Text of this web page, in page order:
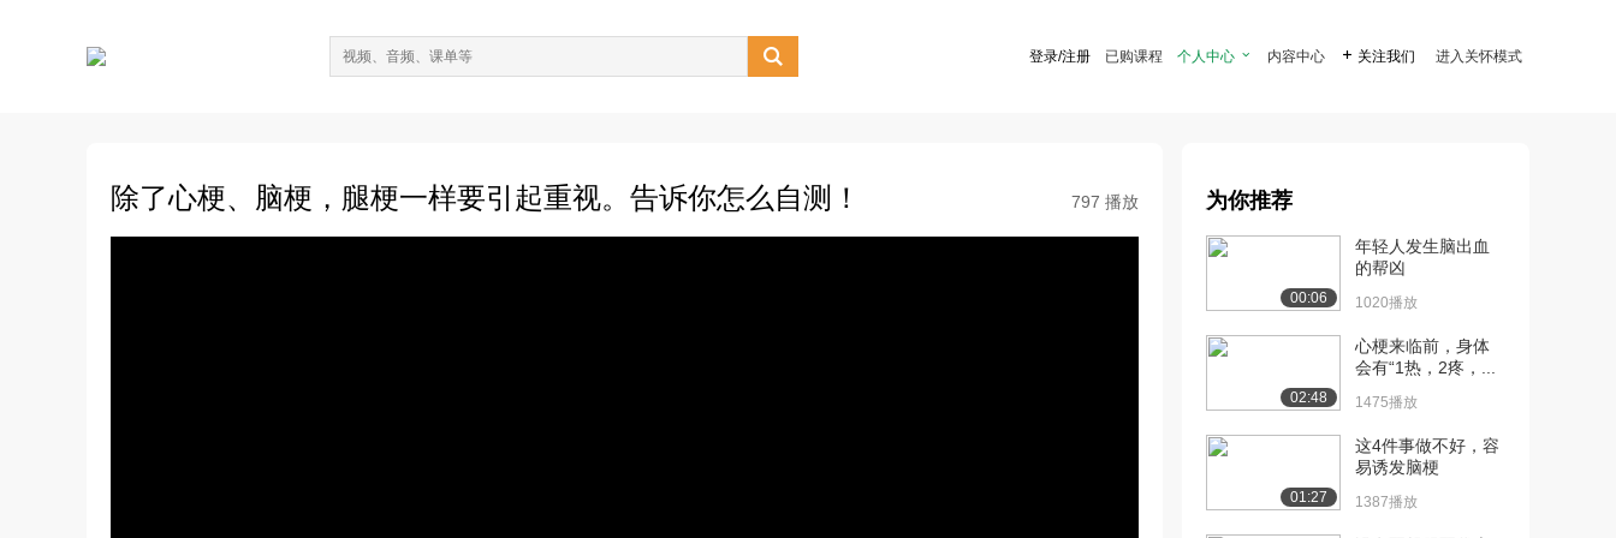
 登录/注册 已购课程 个人中心  内容中心  关注我们 进入关怀模式
除了心梗、脑梗，腿梗一样要引起重视。告诉你怎么自测！ 797 播放 为你推荐
00:06
年轻人发生脑出血
的帮凶
1020播放
02:48
心梗来临前，身体
会有“1热，2疼，...
1475播放
01:27
这4件事做不好，容
易诱发脑梗
1387播放